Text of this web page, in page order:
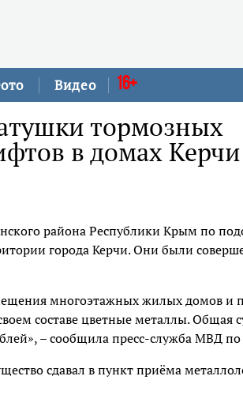
Видео 16+
тормозных
в домах Керчи
района Республики Крым по
города Керчи. Они были
многоэтажных жилых домов и
составе цветные металлы. Общая
– сообщила пресс-служба МВД
сдавал в пункт приёма